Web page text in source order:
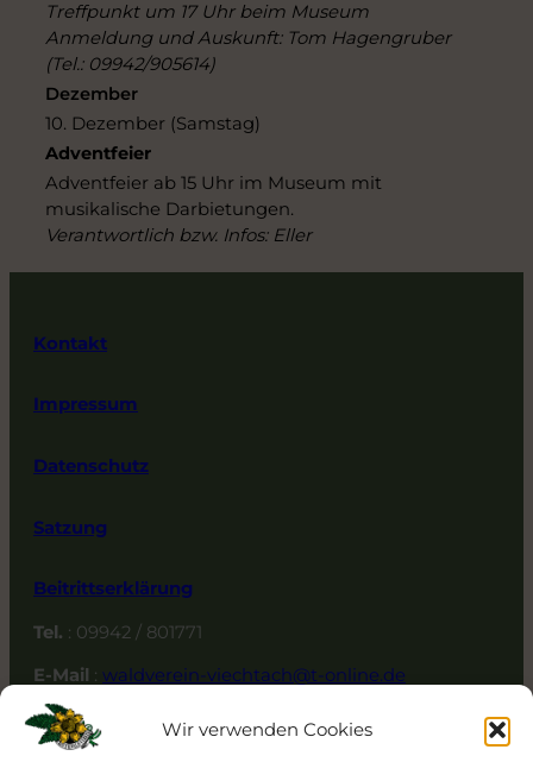
Wir verwenden Cookies
Treffpunkt um 17 Uhr beim Museum
Anmeldung und Auskunft: Tom Hagengruber
(Tel.: 09942/905614)
Dezember
10. Dezember (Samstag)
Adventfeier
Adventfeier ab 15 Uhr im Museum mit
musikalische Darbietungen.
Verantwortlich bzw. Infos: Eller
Kontakt
Impressum
Datenschutz
Satzung
Beitrittserklärung
Tel. : 09942 / 801771
E-Mail : waldverein-viechtach@t-online.de
Adresse
: Ringstr. 12, 94234 Viechtach